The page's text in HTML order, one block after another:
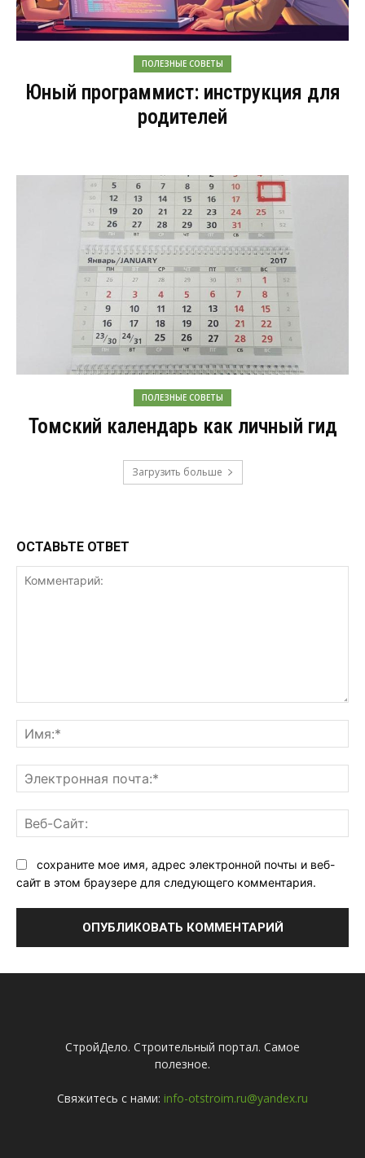
ПОЛЕЗНЫЕ СОВЕТЫ
Юный программист: инструкция для
родителей
ПОЛЕЗНЫЕ СОВЕТЫ
Томский календарь как личный гид
Загрузить больше
ОСТАВЬТЕ ОТВЕТ
сохраните мое имя, адрес электронной почты и веб-
сайт в этом браузере для следующего комментария.
СтройДело. Строительный портал. Самое
полезное.
Свяжитесь с нами: info-otstroim.ru@yandex.ru